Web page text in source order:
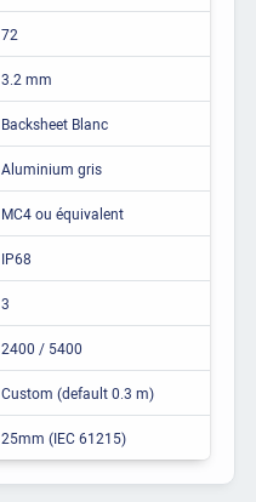
72
3.2 mm
Backsheet Blanc
Aluminium gris
MC4 ou équivalent
IP68
3
2400 / 5400
Custom (default 0.3 m)
25mm (IEC 61215)